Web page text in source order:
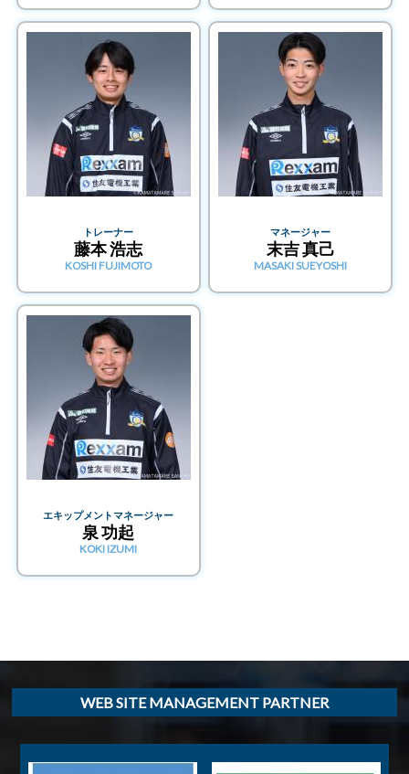
トレーナー
藤本 浩志
KOSHI FUJIMOTO
マネージャー
末吉 真己
MASAKI SUEYOSHI
エキップメントマネージャー
泉 功起
KOKI IZUMI
WEB SITE MANAGEMENT PARTNER